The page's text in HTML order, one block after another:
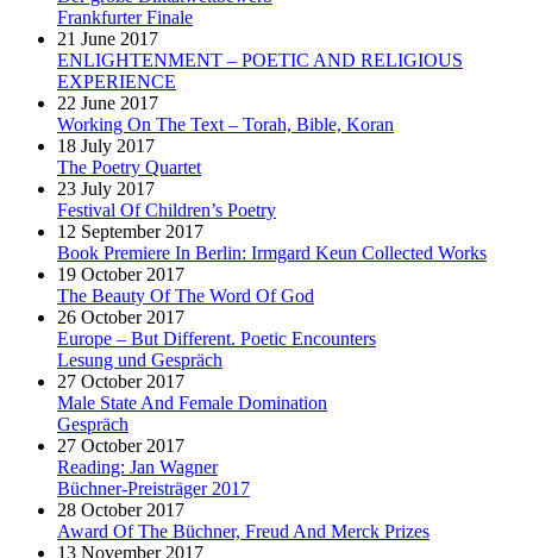
Frankfurter Finale
21 June 2017
ENLIGHTENMENT – POETIC AND RELIGIOUS
EXPERIENCE
22 June 2017
Working On The Text – Torah, Bible, Koran
18 July 2017
The Poetry Quartet
23 July 2017
Festival Of Children’s Poetry
12 September 2017
Book Premiere In Berlin: Irmgard Keun Collected Works
19 October 2017
The Beauty Of The Word Of God
26 October 2017
Europe – But Different. Poetic Encounters
Lesung und Gespräch
27 October 2017
Male State And Female Domination
Gespräch
27 October 2017
Reading: Jan Wagner
Büchner-Preisträger 2017
28 October 2017
Award Of The Büchner, Freud And Merck Prizes
13 November 2017